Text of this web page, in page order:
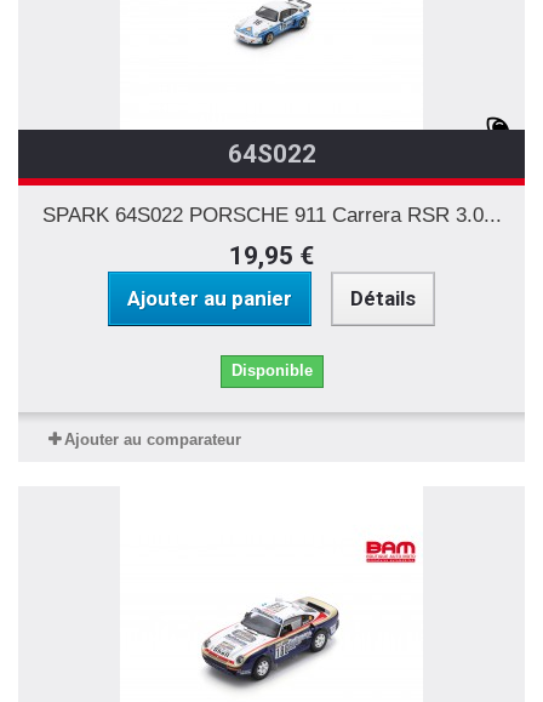
64S022
SPARK 64S022 PORSCHE 911 Carrera RSR 3.0...
19,95 €
Ajouter au panier Détails
Disponible
Ajouter au comparateur